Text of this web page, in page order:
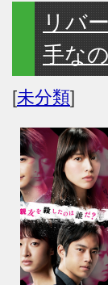
リバ
手な
[未分類]